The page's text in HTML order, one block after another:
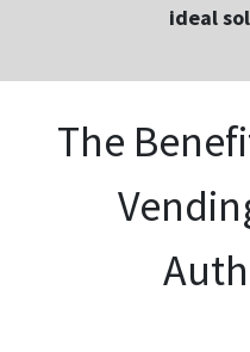
ideal
The